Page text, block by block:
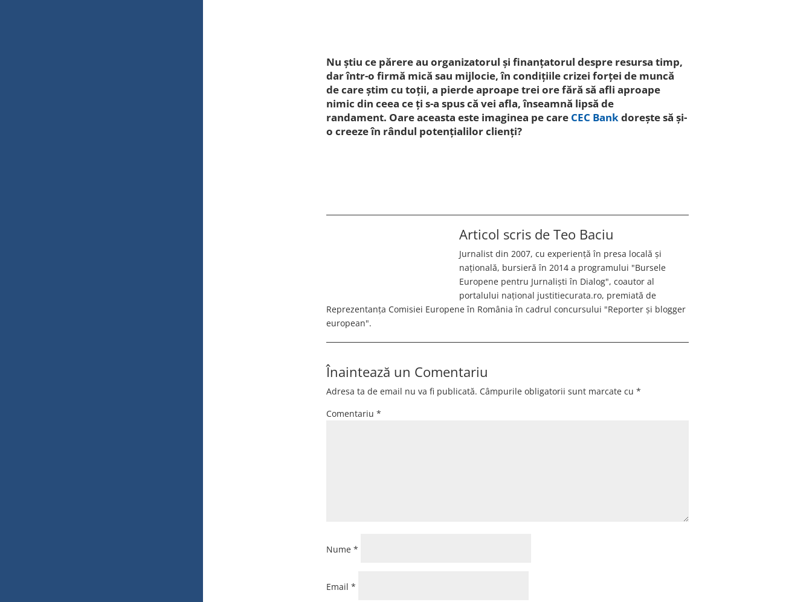
Nu știu ce părere au organizatorul și finanțatorul despre resursa timp,
dar într-o firmă mică sau mijlocie, în condițiile crizei forței de muncă
de care știm cu toții, a pierde aproape trei ore fără să afli aproape
nimic din ceea ce ți s-a spus că vei afla, înseamnă lipsă de
randament. Oare aceasta este imaginea pe care CEC Bankdorește să și-
o creeze în rândul potențialilor clienți?
Articol scris de Teo Baciu
Jurnalist din 2007, cu experiență în presa locală și
națională, bursieră în 2014 a programului "Bursele
Europene pentru Jurnaliști în Dialog", coautor al
portalului național justitiecurata.ro, premiată de
Reprezentanța Comisiei Europene în România în cadrul concursului "Reporter și blogger
european".
Înaintează un Comentariu
Adresa ta de email nu va fi publicată. Câmpurile obligatorii sunt marcate cu *
Comentariu *
Nume *
Email *